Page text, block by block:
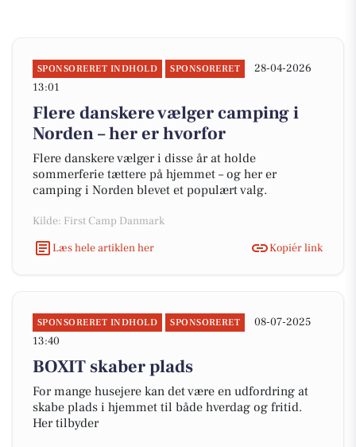
SPONSORERET INDHOLD SPONSORERET
28-04-2026
13:01
Flere danskere vælger camping i
Norden – her er hvorfor
Flere danskere vælger i disse år at holde
sommerferie tættere på hjemmet – og her er
camping i Norden blevet et populært valg.
Kilde: First Camp Danmark
Læs hele artiklen her
Kopiér link
SPONSORERET INDHOLD SPONSORERET
08-07-2025
13:40
BOXIT skaber plads
For mange husejere kan det være en udfordring at
skabe plads i hjemmet til både hverdag og fritid.
Her tilbyder